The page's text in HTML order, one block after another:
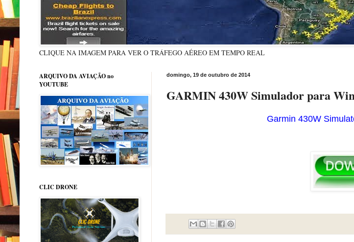
CLIQUE NA IMAGEM PARA VER O TRÁFEGO AÉREO EM TEMPO REAL
domingo, 19 de outubro de 2014
GARMIN 430W Simulador para
Garmin 430W
ARQUIVO DA AVIAÇÃO no
YOUTUBE
CLIC DRONE